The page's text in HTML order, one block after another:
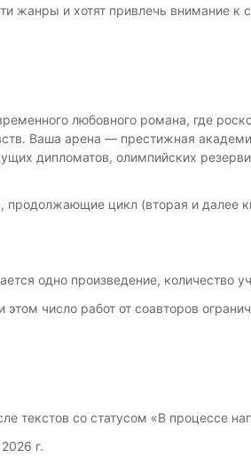
жанры и хотят привлечь внимание к
любовного романа, где
Ваша арена — престижная
дипломатов, олимпийских
продолжающие цикл (вторая и далее
одно произведение, количество
число работ от соавторов
текстов со статусом «В процессе
г.